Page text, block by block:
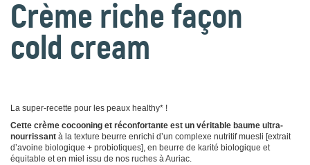
Crème riche façon
cold cream
La super-recette pour les peaux healthy* !
Cette crème cocooning et réconfortante est un véritable baume ultra-
nourrissant à la texture beurre enrichi d’un complexe nutritif muesli [extrait
d’avoine biologique + probiotiques], en beurre de karité biologique et
équitable et en miel issu de nos ruches à Auriac.